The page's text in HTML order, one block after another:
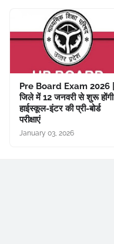
Pre Board Exam 2026 |
जिले में 12 जनवरी से शुरू होंगी
हाईस्कूल-इंटर की प्री-बोर्ड
परीक्षाएं
January 03, 2026